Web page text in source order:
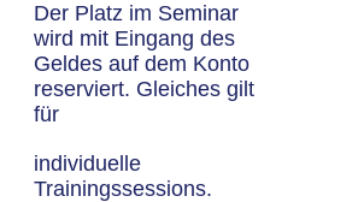
Der Platz im Seminar
wird mit Eingang des
Geldes auf dem Konto
reserviert. Gleiches gilt
für
individuelle
Trainingssessions.